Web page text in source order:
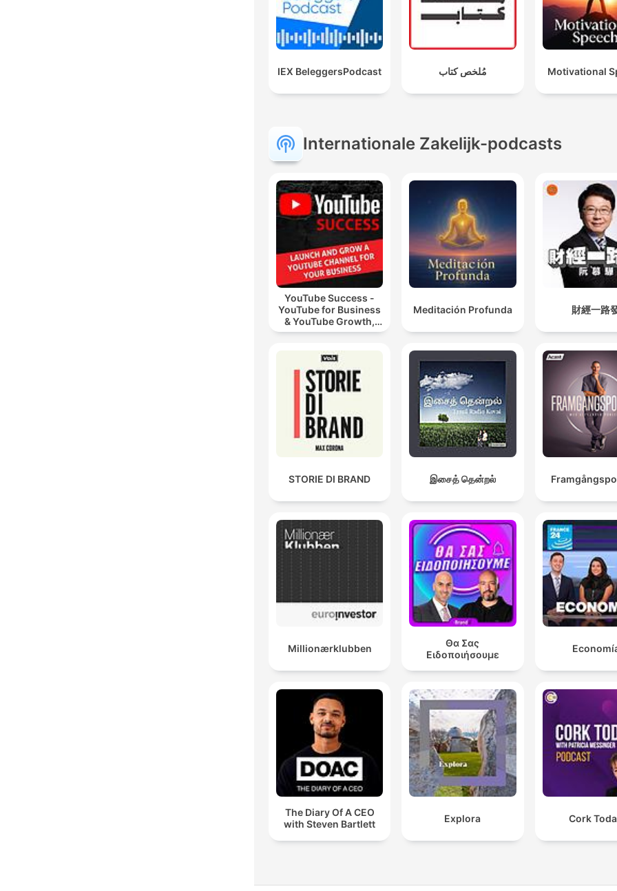
IEX BeleggersPodcast مُلخص كتاب Motivational
Internationale Zakelijk-podcasts
YouTube Success -
YouTube for Business
& YouTube Growth,
Video Marketing
Meditación Profunda 財經一路
STORIE DI BRAND இசைத் தென்றல்
Millionærklubben
Θα Σας
Ειδοποιήσουμε
The Diary Of A CEO
with Steven Bartlett
Explora Cork